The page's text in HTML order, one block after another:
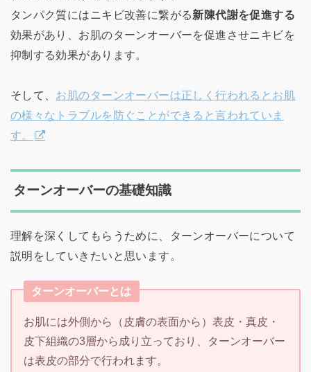
タンパク質にはニキビ改善に繋がる新陳代謝を促進する
効果があり、お肌のターンオーバーを促進させニキビを
抑制する効果があります。
そして、 お肌のターンオーバーは正しく行われるとお肌
の様々なトラブルを防ぐことができると言われていま
す。
ターンオーバーの基礎知識
理解を深くしてもらうために、ターンオーバーについて
説明をしていきたいと思います。
ターンオーバーとは
お肌には外側から（皮膚の表面から）表皮・真皮・
皮下組織の3層から成り立っており、ターンオーバー
は表皮の部分で行われます。